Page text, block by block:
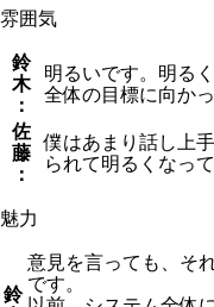
雰囲気
鈴
木
：
明るいです。明る
全体の目標に向か
佐
藤
：
僕はあまり話し上
られて明るくなっ
魅力
鈴
意見を言っても、そ
です。